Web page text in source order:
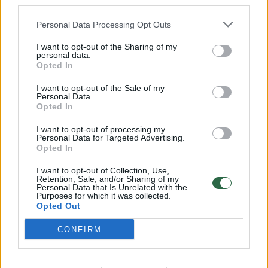
Personal Data Processing Opt Outs
I want to opt-out of the Sharing of my
personal data.
Opted In
I want to opt-out of the Sale of my
Personal Data.
Opted In
I want to opt-out of processing my
Personal Data for Targeted Advertising.
Opted In
I want to opt-out of Collection, Use,
Retention, Sale, and/or Sharing of my
Personal Data that Is Unrelated with the
Purposes for which it was collected.
Opted Out
CONFIRM
32 laipsnių šilumos
Žinios | Orai
Nufilmavo, kaip patvino Vilniaus Vakarinis aplinkkelis:
vaizdas pribloškia
Žinios | Lietuvos diena
00:00:55
Avarija Vilniuje: į stotelę įsirėžęs automobilis sužalojo
Žinios | Lietuvos diena
Visi įrašai